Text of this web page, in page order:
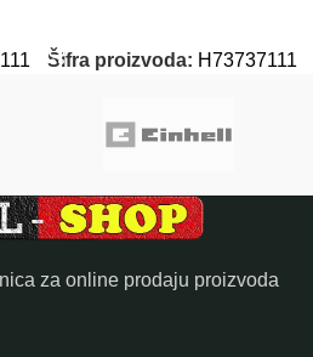
Šifra proizvoda: H73737111
za online prodaju proizvoda